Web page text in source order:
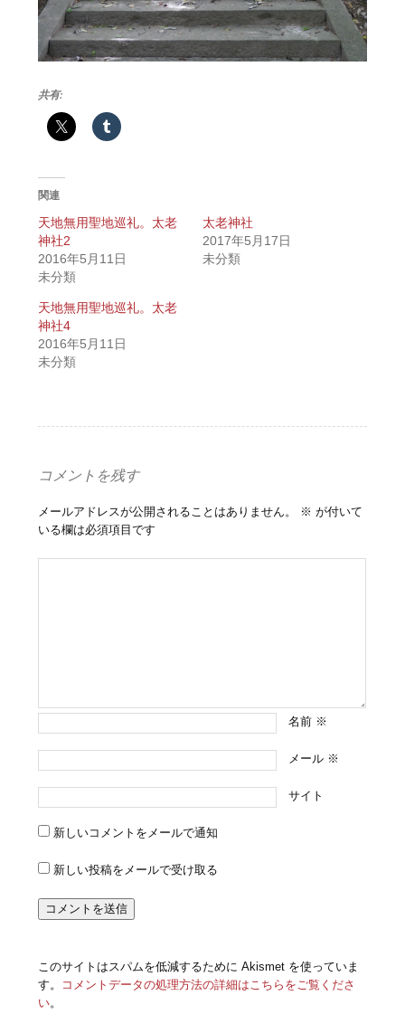
共有:
関連
天地無用聖地巡礼。太老
神社2
2016年5月11日
未分類
太老神社
2017年5月17日
未分類
天地無用聖地巡礼。太老
神社4
2016年5月11日
未分類
コメントを残す
メールアドレスが公開されることはありません。 ※ が付いて
いる欄は必須項目です
名前 ※
メール ※
サイト
新しいコメントをメールで通知
新しい投稿をメールで受け取る
このサイトはスパムを低減するために Akismet を使っていま
す。
コメントデータの処理方法の詳細はこちらをご覧くださ
い。